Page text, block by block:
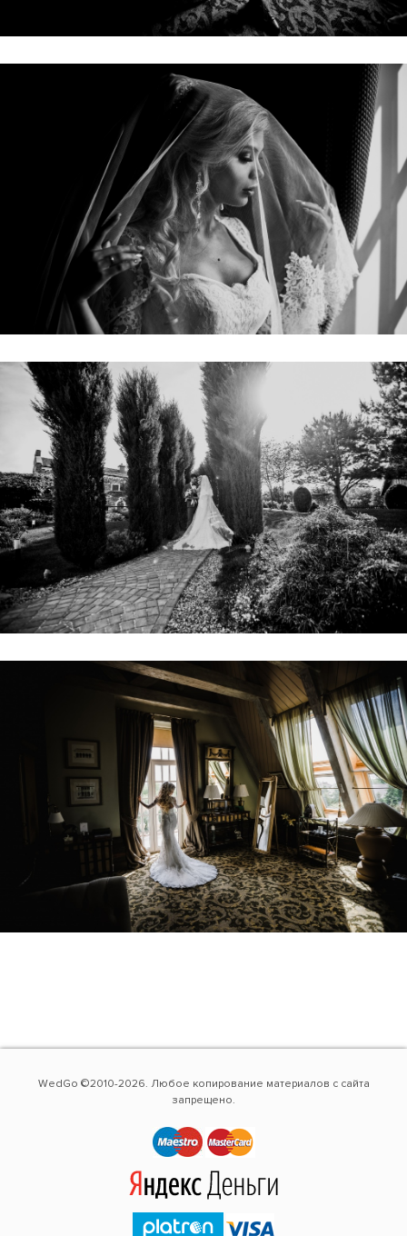
WedGo ©2010-2026. Любое копирование материалов с сайта
запрещено.